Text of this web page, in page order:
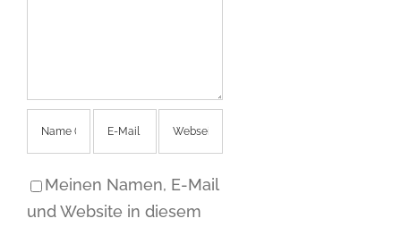
Meinen Namen, E-Mail
und Website in diesem